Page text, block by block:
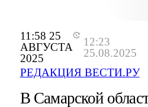
11:58 25
АВГУСТА
2025
12:23
25.08.2025
РЕДАКЦИЯ ВЕСТИ.РУ
В Самарской